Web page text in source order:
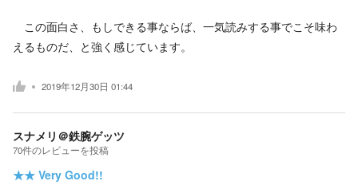
この面白さ、もしできる事ならば、一気読みする事でこそ味わ
えるものだ、と強く感じています。
2019年12月30日 01:44
スナメリ＠鉄腕ゲッツ
70件のレビューを投稿
★★ Very Good!!